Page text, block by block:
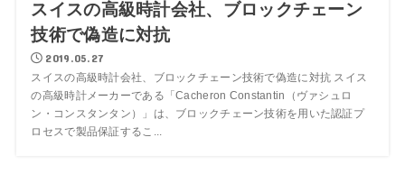
スイスの高級時計会社、ブロックチェーン
技術で偽造に対抗
2019.05.27
スイスの高級時計会社、ブロックチェーン技術で偽造に対抗 スイス
の高級時計メーカーである「Cacheron Constantin（ヴァシュロ
ン・コンスタンタン）」は、ブロックチェーン技術を用いた認証プ
ロセスで製品保証するこ...